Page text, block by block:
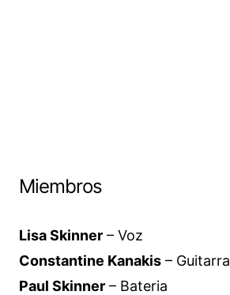
Miembros
Lisa Skinner – Voz
Constantine Kanakis – Guitarra
Paul Skinner – Bateria